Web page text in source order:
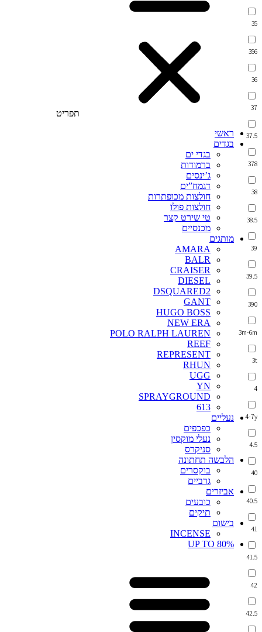
35
356
36
37
37.5
378
38
38.5
39
39.5
390
3m-6m
3t
4
4-7y
4.5
40
40.5
41
41.5
42
42.5
תפריט
ראשי
בגדים
בגדי ים
ברמודות
ג’ינסים
דגמח”ים
חולצות מכופתרות
חולצות פולו
טי שירט קצר
מכנסיים
מותגים
AMARA
BALR
CRAISER
DIESEL
DSQUARED2
GANT
HUGO BOSS
NEW ERA
POLO RALPH LAUREN
REEF
REPRESENT
RHUN
UGG
YN
SPRAYGROUND
613
נעליים
כפכפים
נעלי מוקסין
סניקרס
הלבשה תחתונה
בוקסרים
גרביים
אביזרים
כובעים
תיקים
בישום
INCENSE
UP TO 80%